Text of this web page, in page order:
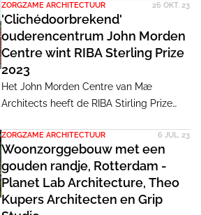
'Dementievriendelijk Wonen'
geactualiseerd en uitgebreid. Deze
toolkit biedt ontwikkelaars,
woningcorporaties en
complexbeheerders praktische
richtlijnen en tips om woonomgevingen
beter af te stemmen op de behoeften
ZORGZAME ARCHITECTUUR 26 OKT. 23
'Clichédoorbrekend'
ouderencentrum John Morden
Centre wint RIBA Sterling Prize
2023
Het John Morden Centre van Mæ
Architects heeft de RIBA Stirling Prize
architectuurprijs in het Verenigd
Koninkrijk. Architectuurcriticus Phineas
Harper noemt het 'een opmerkelijke
faciliteit die mijlenver vooruitloopt op wat
de overgrote meerderheid van de Britten
ZORGZAME ARCHITECTUUR 6 JUL. 23
Woonzorggebouw met een
gouden randje, Rotterdam -
Planet Lab Architecture, Theo
Kupers Architecten en Grip